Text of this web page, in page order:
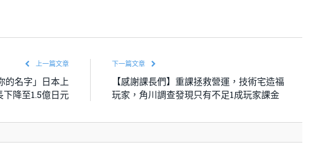
上一篇文章
的名字」日本上
下降至1.5億日元
下一篇文章
【感謝課長們】重課拯救營運，技術宅造福
玩家，角川調查發現只有不足1成玩家課金